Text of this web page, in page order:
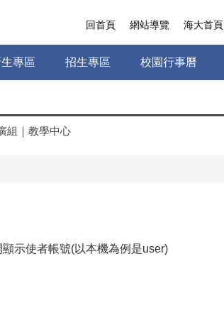
專區 招生專區 校園行事曆
回首頁 網站導覽 海大首頁
組 ｜ 教學中心
示使者帳號(以本機為例是user)